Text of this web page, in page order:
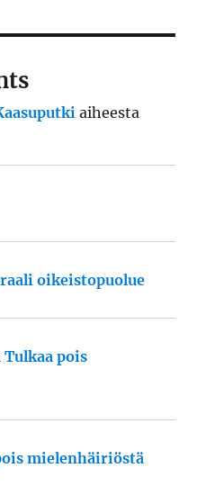
aiheesta
oikeistopuolue
Tulkaa pois
mielenhäiriöstä